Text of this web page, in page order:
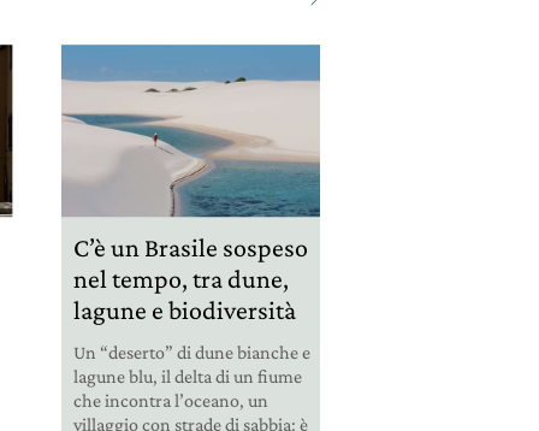
C’è un Brasile sospeso
nel tempo, tra dune,
lagune e biodiversità
Un “deserto” di dune bianche e
lagune blu, il delta di un fiume
che incontra l’oceano, un
villaggio con strade di sabbia: è